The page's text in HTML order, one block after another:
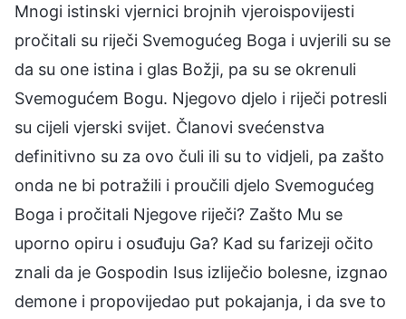
Mnogi istinski vjernici brojnih vjeroispovijesti
pročitali su riječi Svemogućeg Boga i uvjerili su se
da su one istina i glas Božji, pa su se okrenuli
Svemogućem Bogu. Njegovo djelo i riječi potresli
su cijeli vjerski svijet. Članovi svećenstva
definitivno su za ovo čuli ili su to vidjeli, pa zašto
onda ne bi potražili i proučili djelo Svemogućeg
Boga i pročitali Njegove riječi? Zašto Mu se
uporno opiru i osuđuju Ga? Kad su farizeji očito
znali da je Gospodin Isus izliječio bolesne, izgnao
demone i propovijedao put pokajanja, i da sve to